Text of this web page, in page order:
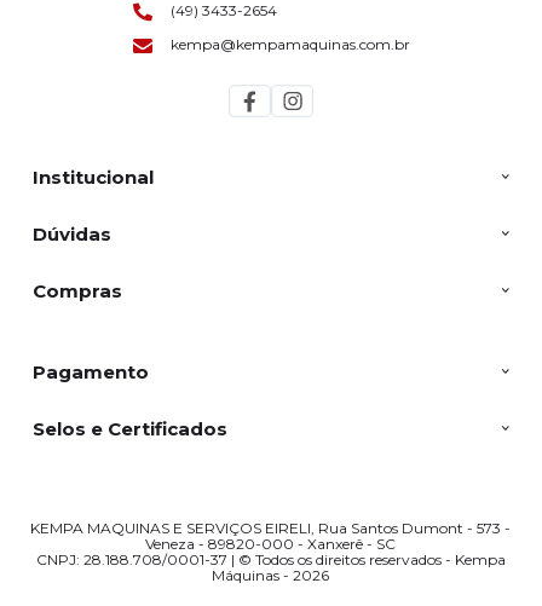
Institucional
Dúvidas
Compras
(49) 3433-2654
kempa@kempamaquinas.com.br
Pagamento
Selos e Certificados
KEMPA MAQUINAS E SERVIÇOS EIRELI, Rua Santos Dumont - 573 -
Veneza - 89820-000 - Xanxerê - SC
CNPJ: 28.188.708/0001-37 | © Todos os direitos reservados - Kempa
Máquinas - 2026